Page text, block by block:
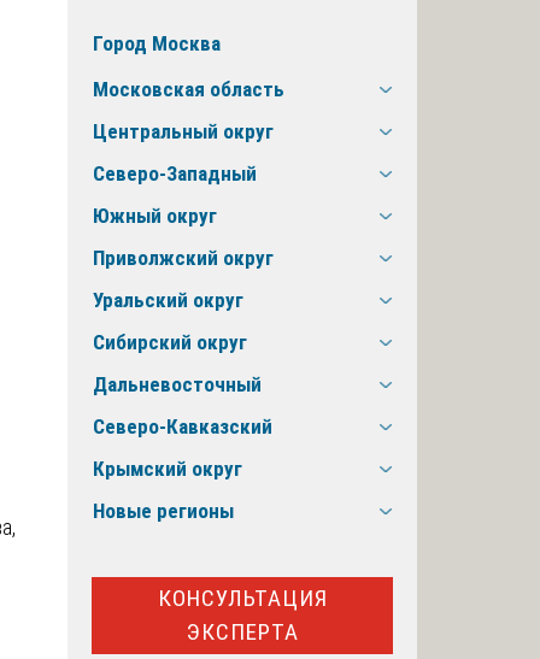
Город Москва
Московская область
Центральный округ
Северо-Западный
Южный округ
Приволжский округ
Уральский округ
Сибирский округ
Дальневосточный
Северо-Кавказский
Крымский округ
Новые регионы
КОНСУЛЬТАЦИЯ
ЭКСПЕРТА